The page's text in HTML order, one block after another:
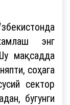
энг
мақсадда
соҳага
сектор
бугунги